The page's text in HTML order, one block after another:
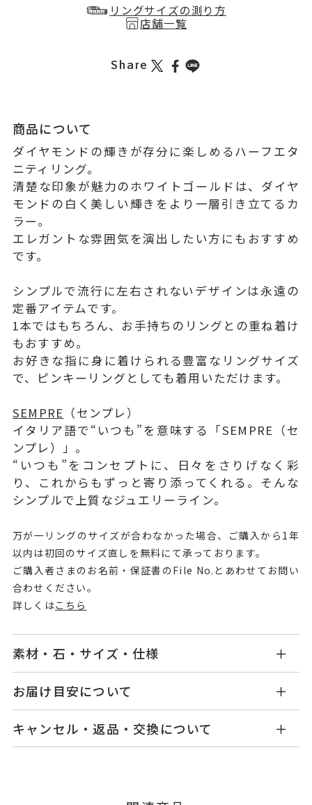
リングサイズの測り方
店舗一覧
Share
商品について
ダイヤモンドの輝きが存分に楽しめるハーフエタ
ニティリング。
清楚な印象が魅力のホワイトゴールドは、ダイヤ
モンドの白く美しい輝きをより一層引き立てるカ
ラー。
エレガントな雰囲気を演出したい方にもおすすめ
です。
シンプルで流行に左右されないデザインは永遠の
定番アイテムです。
1本ではもちろん、お手持ちのリングとの重ね着け
もおすすめ。
お好きな指に身に着けられる豊富なリングサイズ
で、ピンキーリングとしても着用いただけます。
SEMPRE （センプレ）
イタリア語で“いつも”を意味する「SEMPRE（セ
ンプレ）」。
“いつも”をコンセプトに、日々をさりげなく彩
り、これからもずっと寄り添ってくれる。そんな
シンプルで上質なジュエリーライン。
万が一リングのサイズが合わなかった場合、ご購入から1年
以内は初回のサイズ直しを無料にて承っております。
ご購入者さまのお名前・保証書のFile No.とあわせてお問い
合わせください。
詳しくはこちら
素材・石・サイズ・仕様
品番
GL1208R001WDWG
素材
K18ホワイトゴールド
石
ダイヤモンド0.13ct
お届け目安について
せ。
ご注文およびご入金確認後、以下の日程にて発送
キャンセル・返品・交換について